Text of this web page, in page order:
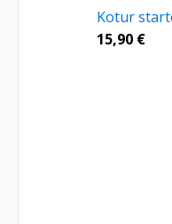
Kotur
15,90 €